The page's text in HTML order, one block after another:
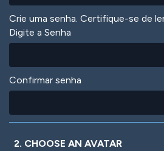
Crie uma senha. Certifique-se de
Digite a Senha
Confirmar senha
2. CHOOSE AN AVATAR